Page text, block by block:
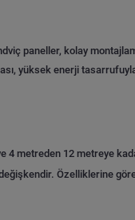
paneller, kolay
yüksek enerji tasarrufuyla
4 metreden 12 metreye
Özelliklerine